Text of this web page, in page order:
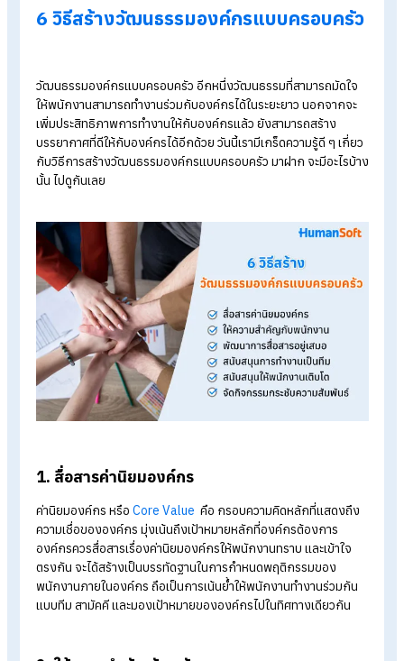
งานได้ง่าย การทำงานแบบครอบครัวจะทำให้พนักงานเปิดใจคุยกัน
รู้จักโปรแกรม HR ของ HumanSoft เพิ่มเติม
โปรแกรมคำนวณเงินเดือนอัตโนมัติ
ราคาโปรแกรมเงินเดือน เริ่มต้น 590 บาท/เดือน
ทดลองใช้งานฟรี 30 วัน
6 วิธีสร้างวัฒนธรรมองค์กรแบบครอบค
วัฒนธรรมองค์กรแบบครอบครัว อีกหนึ่งวัฒนธรรมที่สามารถมัดใ
บรรยากาศที่ดีให้กับองค์กรได้อีกด้วย วันนี้เรามีเกร็ดความรู้ดี ๆ เกี่
นั้น ไปดูกันเลย